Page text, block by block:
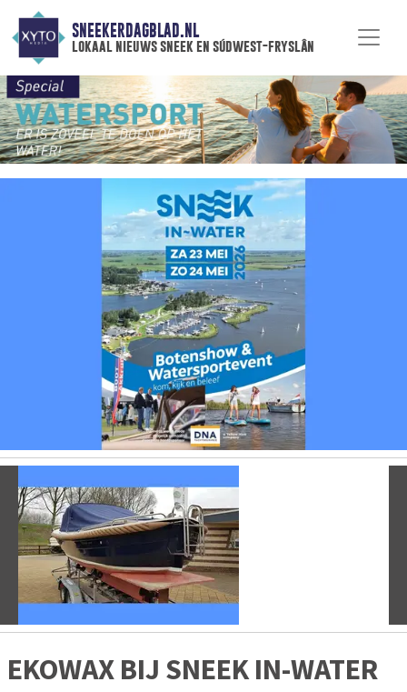
SNEEKERDAGBLAD.NL
lokaal nieuws sneek en súdwest-fryslân
Vorige
EKOWAX BIJ SNEEK IN-WATER